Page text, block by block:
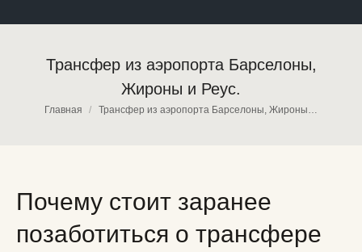
Трансфер из аэропорта Барселоны,
Жироны и Реус.
Вы здесь:
Главная Трансфер из аэропорта Барселоны, Жироны…
Почему стоит заранее
позаботиться о трансфере